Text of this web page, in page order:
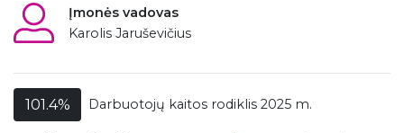
Įmonės vadovas
Karolis Jaruševičius
101.4% Darbuotojų kaitos rodiklis 2025 m.